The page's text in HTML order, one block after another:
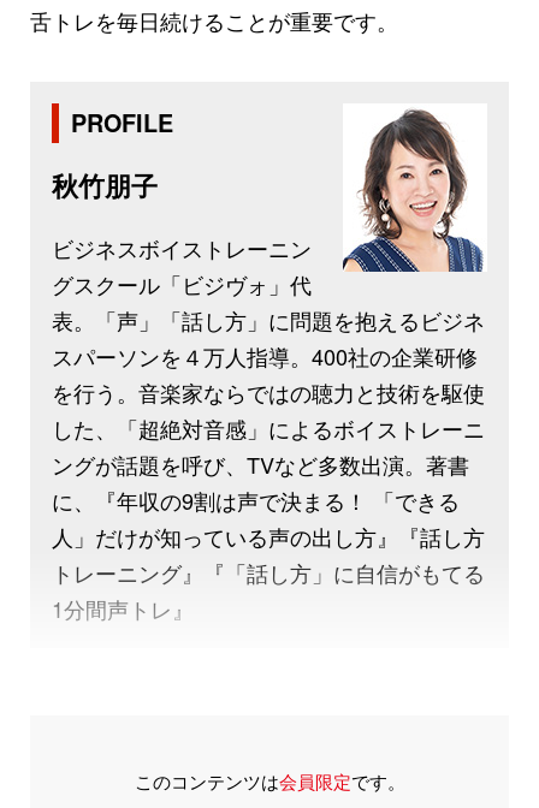
舌トレを毎日続けることが重要です。
PROFILE
秋竹朋子
ビジネスボイストレーニン
グスクール「ビジヴォ」代
表。「声」「話し方」に問題を抱えるビジネ
スパーソンを４万人指導。400社の企業研修
を行う。音楽家ならではの聴力と技術を駆使
した、「超絶対音感」によるボイストレーニ
ングが話題を呼び、TVなど多数出演。著書
に、『年収の9割は声で決まる！ 「できる
人」だけが知っている声の出し方』『話し方
トレーニング』『「話し方」に自信がもてる
1分間声トレ』
このコンテンツは会員限定です。